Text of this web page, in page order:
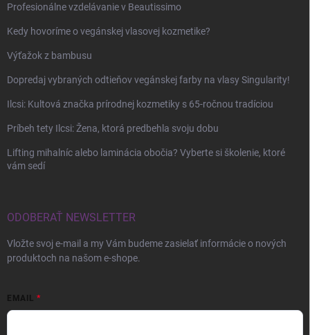
Profesionálne vzdelávanie v Beautissimo
Kedy hovoríme o vegánskej vlasovej kozmetike?
Výťažok z bambusu
Dopredaj vybraných odtieňov vegánskej farby na vlasy Singularity!
Ilcsi: Kultová značka prírodnej kozmetiky s 65-ročnou tradíciou
Príbeh tety Ilcsi: Žena, ktorá predbehla svoju dobu
Lifting mihalníc alebo laminácia obočia? Vyberte si školenie, ktoré
vám sedí
ODOBERAŤ NEWSLETTER
Vložte svoj e-mail a my Vám budeme zasielať informácie o nových
produktoch na našom e-shope.
EMAIL